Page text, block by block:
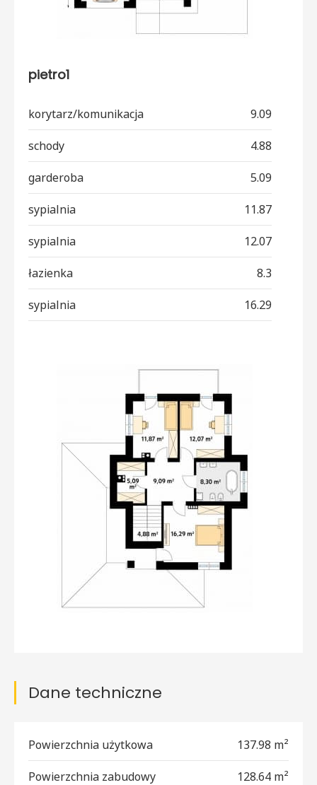
pietro1
korytarz/komunikacja 9.09
schody 4.88
garderoba 5.09
sypialnia 11.87
sypialnia 12.07
łazienka 8.3
sypialnia 16.29
Dane techniczne
Powierzchnia użytkowa 137.98 m²
Powierzchnia zabudowy 128.64 m²